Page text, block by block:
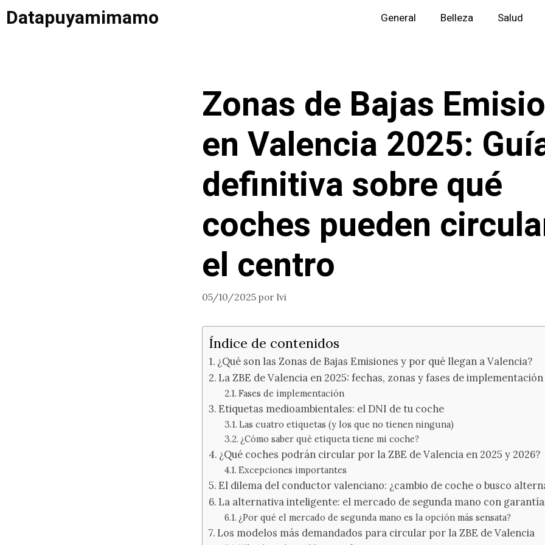
Saltar
alDatapuyamimamo General Belleza Salud
Zonas de Bajas
en Valencia 2025:
definitiva sobre qué
coches pueden
el centro
05/10/2025 por Ivi
Índice de contenidos
¿Qué son las Zonas de Bajas Emisiones y por qué llegan a Valencia?
La ZBE de Valencia en 2025: fechas, zonas y fases de implementación
Fases de implementación
Etiquetas medioambientales: el DNI de tu coche
Las cuatro etiquetas (y los que no tienen ninguna)
¿Cómo saber qué etiqueta tiene mi coche?
¿Qué coches podrán circular por la ZBE de Valencia en 2025 y 2026?
Excepciones importantes
El dilema del conductor valenciano: ¿cambio de coche o busco
La alternativa inteligente: el mercado de segunda mano con
¿Por qué el mercado de segunda mano es la opción más sensata?
Los modelos más demandados para circular por la ZBE de Valencia